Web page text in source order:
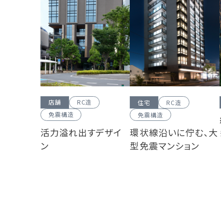
店舗
RC造
免震構造
活力溢れ出すデザイ
ン
住宅
RC造
免震構造
環状線沿いに佇む、大
型免震マンション